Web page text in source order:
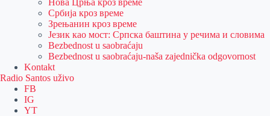
Нова Црња кроз време
Србија кроз време
Зрењанин кроз време
Језик као мост: Српска баштина у речима и словима
Bezbednost u saobraćaju
Bezbednost u saobraćaju-naša zajednička odgovornost
Kontakt
Radio Santos uživo
FB
IG
YT